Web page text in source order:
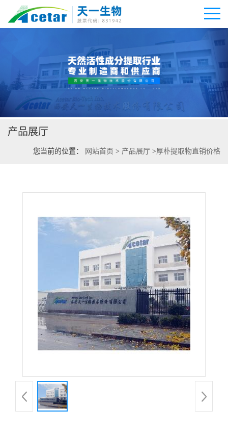
公司首页
公司介绍
公司动态
产品展厅
产品展厅
您当前的位置： 网站首页 > 产品展厅 >厚朴提取物直销价格